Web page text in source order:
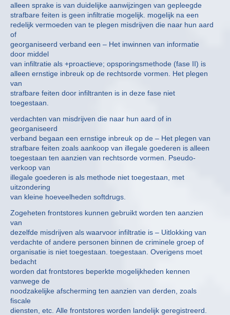
alleen sprake is van duidelijke aanwijzingen van gepleegde
strafbare feiten is geen infiltratie mogelijk. mogelijk na een
redelijk vermoeden van te plegen misdrijven die naar hun aard
of
georganiseerd verband een – Het inwinnen van informatie
door middel
van infiltratie als +proactieve; opsporingsmethode (fase II) is
alleen ernstige inbreuk op de rechtsorde vormen. Het plegen
van
strafbare feiten door infiltranten is in deze fase niet
toegestaan.
verdachten van misdrijven die naar hun aard of in
georganiseerd
verband begaan een ernstige inbreuk op de – Het plegen van
strafbare feiten zoals aankoop van illegale goederen is alleen
toegestaan ten aanzien van rechtsorde vormen. Pseudo-
verkoop van
illegale goederen is als methode niet toegestaan, met
uitzondering
van kleine hoeveelheden softdrugs.
Zogeheten frontstores kunnen gebruikt worden ten aanzien
van
dezelfde misdrijven als waarvoor infiltratie is – Uitlokking van
verdachte of andere personen binnen de criminele groep of
organisatie is niet toegestaan. toegestaan. Overigens moet
bedacht
worden dat frontstores beperkte mogelijkheden kennen
vanwege de
noodzakelijke afscherming ten aanzien van derden, zoals
fiscale
diensten, etc. Alle frontstores worden landelijk geregistreerd.